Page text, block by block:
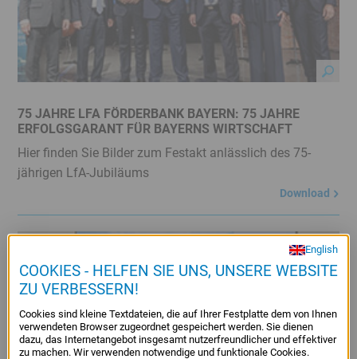
Menü
Juristisches
Menü
75 JAHRE LFA FÖRDERBANK BAYERN: 75 JAHRE
ERFOLGSGARANT FÜR BAYERNS WIRTSCHAFT
Hier finden Sie Bilder zum Festakt anlässlich des 75-
jährigen LfA-Jubiläums
Download
English
COOKIES - HELFEN SIE UNS, UNSERE WEBSITE
ZU VERBESSERN!
Cookies sind kleine Textdateien, die auf Ihrer Festplatte dem von Ihnen
verwendeten Browser zugeordnet gespeichert werden. Sie dienen
dazu, das Internetangebot insgesamt nutzerfreundlicher und effektiver
zu machen. Wir verwenden notwendige und funktionale Cookies.